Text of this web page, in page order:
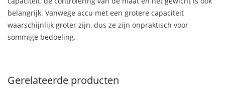
belangrijk. Vanwege accu met een grotere capaciteit
waarschijnlijk groter zijn, dus ze zijn onpraktisch voor
sommige bedoeling.
Gerelateerde producten